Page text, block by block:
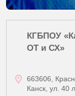
КГБПОУ
ОТ и СХ»
663606,
Канск, ул. 40